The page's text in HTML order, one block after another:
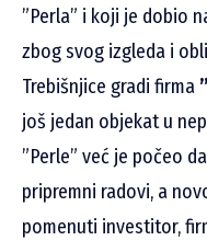
”Perla” i koji je dobio
zbog svog izgleda i
Trebišnjice gradi firma
još jedan objekat u
”Perle” već je počeo
pripremni radovi, a
pomenuti investitor,